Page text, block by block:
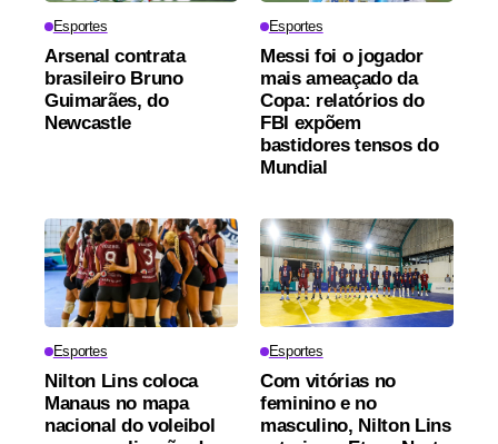
Esportes
Arsenal contrata
brasileiro Bruno
Guimarães, do
Newcastle
Esportes
Messi foi o jogador
mais ameaçado da
Copa: relatórios do
FBI expõem
bastidores tensos do
Mundial
Esportes
Nilton Lins coloca
Manaus no mapa
nacional do voleibol
Esportes
Com vitórias no
feminino e no
masculino, Nilton Lins